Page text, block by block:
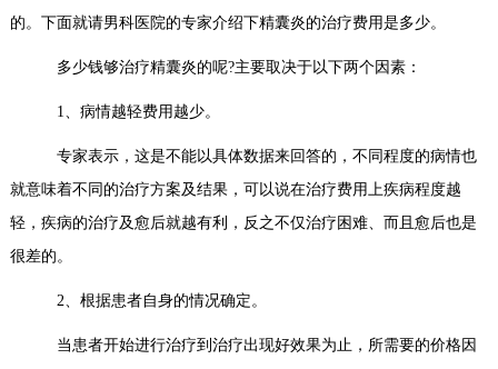
的。下面就请男科医院的专家介绍下精囊炎的治疗费用是多少。
多少钱够治疗精囊炎的呢?主要取决于以下两个因素：
1、病情越轻费用越少。
专家表示，这是不能以具体数据来回答的，不同程度的病情也
就意味着不同的治疗方案及结果，可以说在治疗费用上疾病程度越
轻，疾病的治疗及愈后就越有利，反之不仅治疗困难、而且愈后也是
很差的。
2、根据患者自身的情况确定。
当患者开始进行治疗到治疗出现好效果为止，所需要的价格因